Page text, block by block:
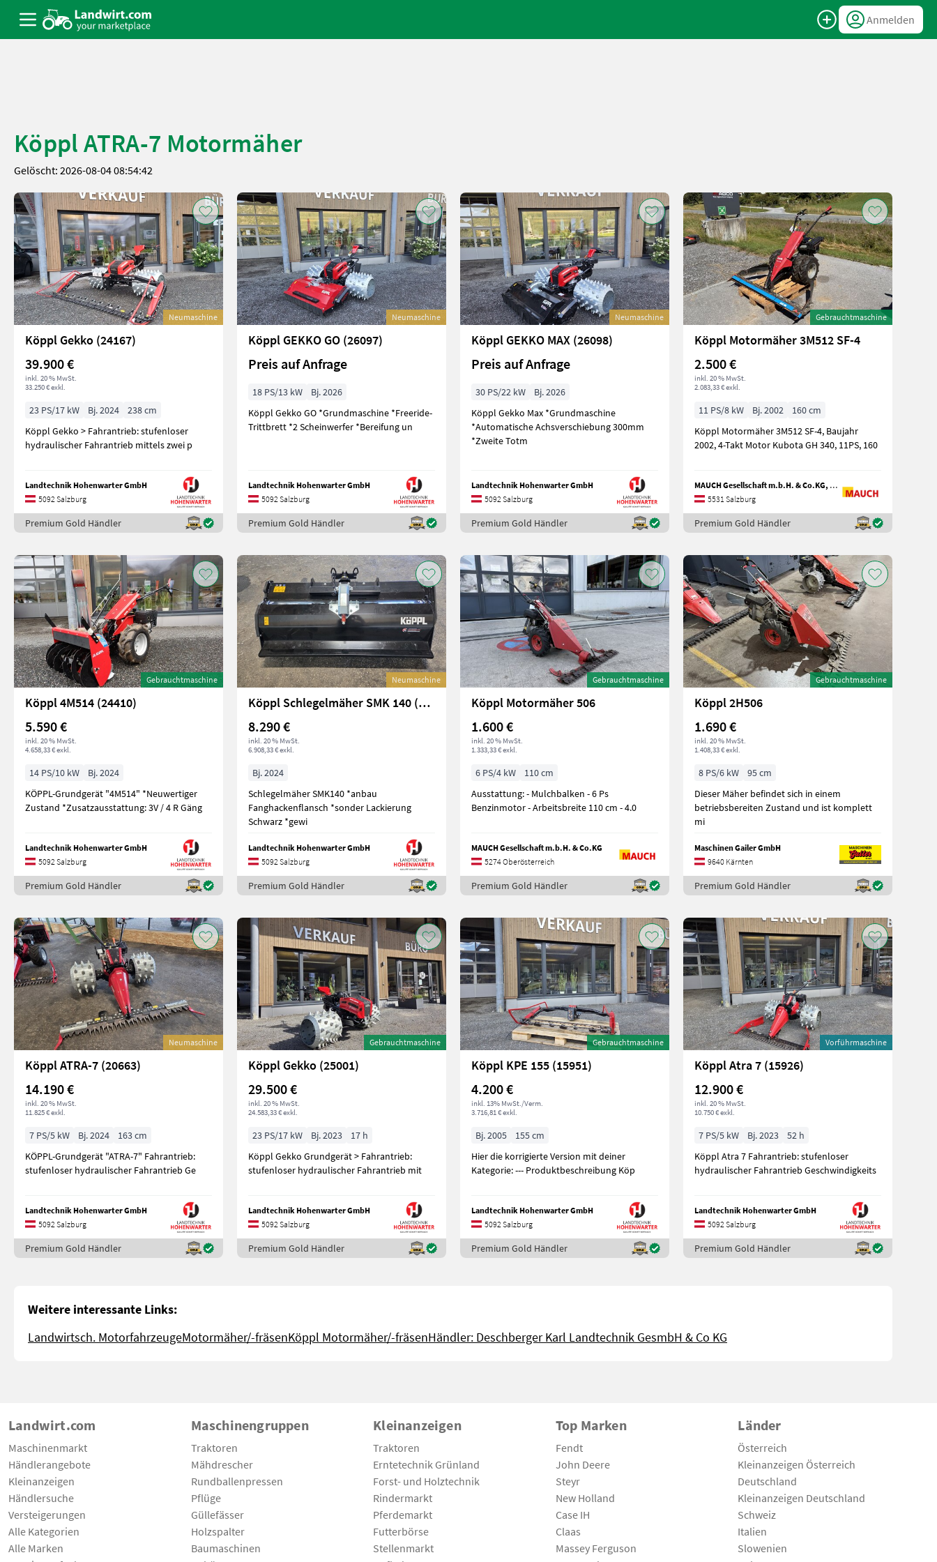
Anmelden
Köppl ATRA-7 Motormäher
Gelöscht: 2026-08-04 08:54:42
Neumaschine
Köppl Gekko (24167)
39.900 €
inkl. 20 % MwSt.
33.250 € exkl.
23 PS/17 kW Bj. 2024
238 cm
Köppl Gekko > Fahrantrieb: stufenloser
hydraulischer Fahrantrieb mittels zwei p
Landtechnik Hohenwarter GmbH
5092 Salzburg
Premium Gold Händler
Neumaschine
Köppl GEKKO GO (26097)
Preis auf Anfrage
18 PS/13 kW
Bj. 2026
Köppl Gekko GO *Grundmaschine *Freeride-
Trittbrett *2 Scheinwerfer *Bereifung un
Landtechnik Hohenwarter GmbH
5092 Salzburg
Premium Gold Händler
Neumaschine
Köppl GEKKO MAX (26098)
Preis auf Anfrage
30 PS/22 kW
Bj. 2026
Köppl Gekko Max *Grundmaschine
*Automatische Achsverschiebung 300mm
*Zweite Totm
Landtechnik Hohenwarter GmbH
5092 Salzburg
Premium Gold Händler
Gebrauchtmaschine
Köppl Motormäher 3M512 SF-4
2.500 €
inkl. 20 % MwSt.
2.083,33 € exkl.
11 PS/8 kW Bj. 2002
160 cm
Köppl Motormäher 3M512 SF-4, Baujahr
2002, 4-Takt Motor Kubota GH 340, 11PS, 160
MAUCH Gesellschaft m.b.H. & Co.KG, Eben
5531 Salzburg
Premium Gold Händler
Gebrauchtmaschine
Köppl 4M514 (24410)
5.590 €
inkl. 20 % MwSt.
4.658,33 € exkl.
14 PS/10 kW
Bj. 2024
KÖPPL-Grundgerät "4M514" *Neuwertiger
Zustand *Zusatzausstattung: 3V / 4 R Gäng
Landtechnik Hohenwarter GmbH
5092 Salzburg
Premium Gold Händler
Neumaschine
Köppl Schlegelmäher SMK 140 (26064)
8.290 €
inkl. 20 % MwSt.
6.908,33 € exkl.
Bj. 2024
Schlegelmäher SMK140 *anbau
Fanghackenflansch *sonder Lackierung
Schwarz *gewi
Landtechnik Hohenwarter GmbH
5092 Salzburg
Premium Gold Händler
Gebrauchtmaschine
Köppl Motormäher 506
1.600 €
inkl. 20 % MwSt.
1.333,33 € exkl.
6 PS/4 kW
110 cm
Ausstattung: - Mulchbalken - 6 Ps
Benzinmotor - Arbeitsbreite 110 cm - 4.0
MAUCH Gesellschaft m.b.H. & Co.KG
5274 Oberösterreich
Premium Gold Händler
Gebrauchtmaschine
Köppl 2H506
1.690 €
inkl. 20 % MwSt.
1.408,33 € exkl.
8 PS/6 kW
95 cm
Dieser Mäher befindet sich in einem
betriebsbereiten Zustand und ist komplett
mi
Maschinen Gailer GmbH
9640 Kärnten
Premium Gold Händler
Neumaschine
Köppl ATRA-7 (20663)
14.190 €
inkl. 20 % MwSt.
11.825 € exkl.
7 PS/5 kW Bj. 2024
163 cm
KÖPPL-Grundgerät "ATRA-7" Fahrantrieb:
stufenloser hydraulischer Fahrantrieb Ge
Landtechnik Hohenwarter GmbH
5092 Salzburg
Premium Gold Händler
Gebrauchtmaschine
Köppl Gekko (25001)
29.500 €
inkl. 20 % MwSt.
24.583,33 € exkl.
23 PS/17 kW Bj. 2023
17 h
Köppl Gekko Grundgerät > Fahrantrieb:
stufenloser hydraulischer Fahrantrieb mit
Landtechnik Hohenwarter GmbH
5092 Salzburg
Premium Gold Händler
Gebrauchtmaschine
Köppl KPE 155 (15951)
4.200 €
inkl. 13% MwSt./Verm.
3.716,81 € exkl.
Bj. 2005
155 cm
Hier die korrigierte Version mit deiner
Kategorie: --- Produktbeschreibung Köp
Landtechnik Hohenwarter GmbH
5092 Salzburg
Premium Gold Händler
Vorführmaschine
Köppl Atra 7 (15926)
12.900 €
inkl. 20 % MwSt.
10.750 € exkl.
7 PS/5 kW Bj. 2023
52 h
Köppl Atra 7 Fahrantrieb: stufenloser
hydraulischer Fahrantrieb Geschwindigkeits
Landtechnik Hohenwarter GmbH
5092 Salzburg
Premium Gold Händler
Weitere interessante Links:
Landwirtsch. MotorfahrzeugeMotormäher/-fräsenKöppl Motormäher/-fräsenHändler: Deschberger Karl Landtechnik GesmbH & Co KG
Landwirt.com
Maschinenmarkt
Händlerangebote
Kleinanzeigen
Händlersuche
Versteigerungen
Alle Kategorien
Alle Marken
Maschinengruppen
Traktoren
Mähdrescher
Rundballenpressen
Pflüge
Güllefässer
Holzspalter
Baumaschinen
Kleinanzeigen
Traktoren
Erntetechnik Grünland
Forst- und Holztechnik
Rindermarkt
Pferdemarkt
Futterbörse
Stellenmarkt
Top Marken
Fendt
John Deere
Steyr
New Holland
Case IH
Claas
Massey Ferguson
Länder
Österreich
Kleinanzeigen Österreich
Deutschland
Kleinanzeigen Deutschland
Schweiz
Italien
Slowenien